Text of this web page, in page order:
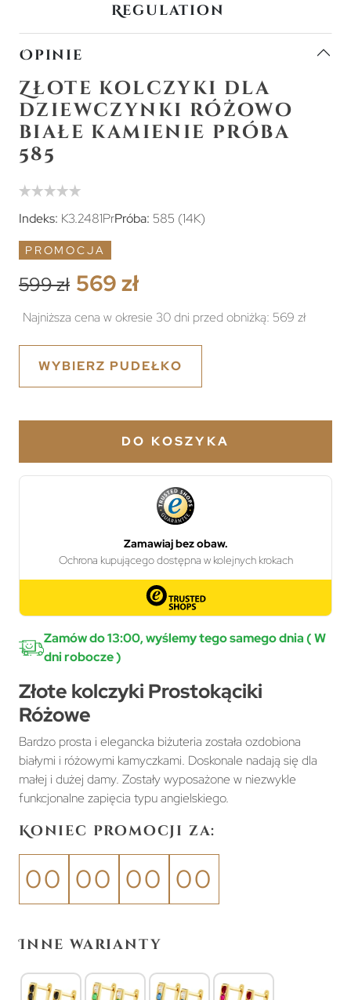
Regulation
Opinie
Złote kolczyki dla
dziewczynki różowo
białe kamienie próba
585
Indeks: K3.2481PrPróba: 585 (14K)
PROMOCJA
599 zł 569 zł
Najniższa cena w okresie 30 dni przed obniżką: 569 zł
WYBIERZ PUDEŁKO
DO KOSZYKA
Zamów do 13:00, wyślemy tego samego dnia ( W
dni robocze )
Złote kolczyki Prostokąciki
Różowe
Bardzo prosta i elegancka biżuteria została ozdobiona
białymi i różowymi kamyczkami. Doskonale nadają się dla
małej i dużej damy. Zostały wyposażone w niezwykle
funkcjonalne zapięcia typu angielskiego.
Koniec promocji za:
00 00 00 00
Inne warianty